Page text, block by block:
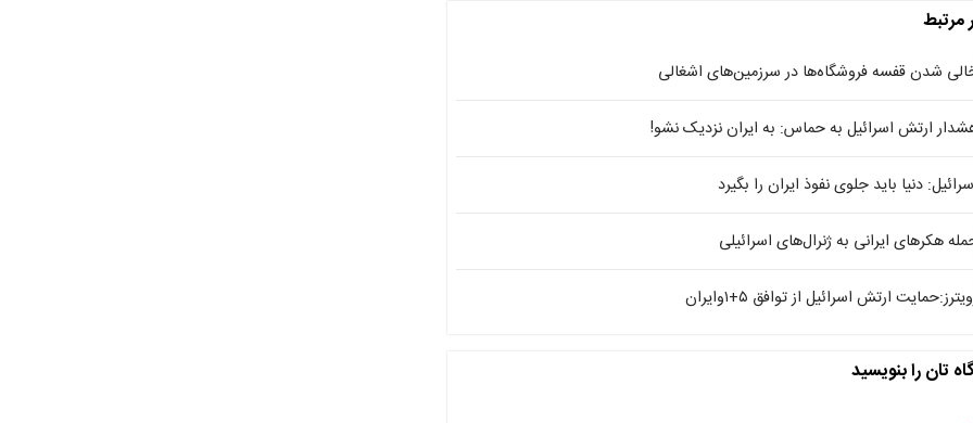
مرتبط
شدن قفسه فروشگاه‌ها در سرزمین‌های اشغالی
ارتش اسرائیل به حماس: به ایران نزدیک نشو!
دنیا باید جلوی نفوذ ایران را بگیرد
هکرهای ایرانی به ژنرال‌های اسرائیلی
ارتش اسرائیل از توافق ۵+۱وایران
تان را بنویسید